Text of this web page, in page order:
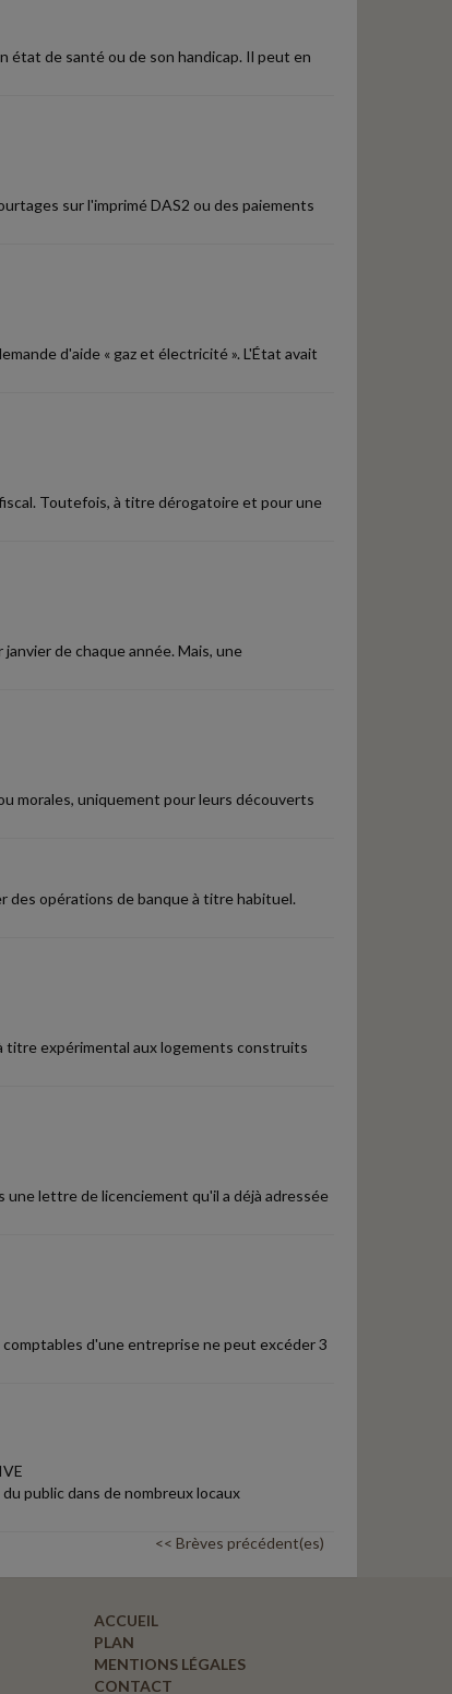
état de santé ou de son handicap. Il peut en
sur l'imprimé DAS2 ou des paiements
d'aide « gaz et électricité ». L'État avait
Toutefois, à titre dérogatoire et pour une
de chaque année. Mais, une
morales, uniquement pour leurs découverts
des opérations de banque à titre habituel.
titre expérimental aux logements construits
lettre de licenciement qu'il a déjà adressée
d'une entreprise ne peut excéder 3
public dans de nombreux locaux
<< Brèves précédent(es)
ACCUEIL
PLAN
MENTIONS LÉGALES
CONTACT